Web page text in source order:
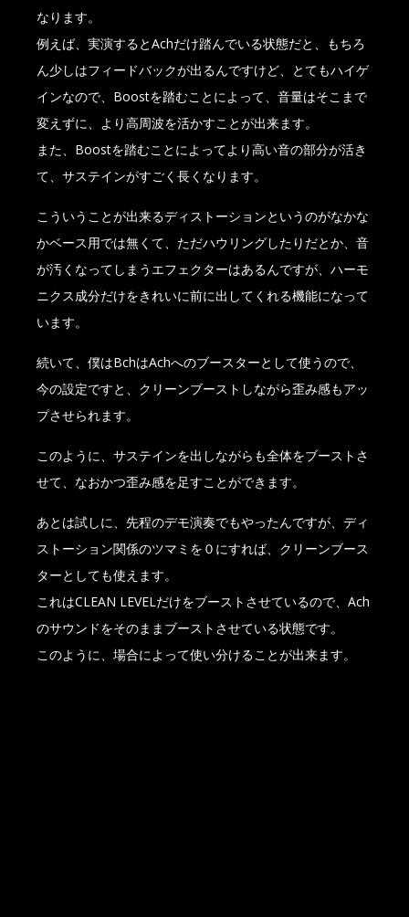
なります。
例えば、実演するとAchだけ踏んでいる状態だと、もちろ
ん少しはフィードバックが出るんですけど、とてもハイゲ
インなので、Boostを踏むことによって、音量はそこまで
変えずに、より高周波を活かすことが出来ます。
また、Boostを踏むことによってより高い音の部分が活き
て、サステインがすごく長くなります。
こういうことが出来るディストーションというのがなかな
かベース用では無くて、ただハウリングしたりだとか、音
が汚くなってしまうエフェクターはあるんですが、ハーモ
ニクス成分だけをきれいに前に出してくれる機能になって
います。
続いて、僕はBchはAchへのブースターとして使うので、
今の設定ですと、クリーンブーストしながら歪み感もアッ
プさせられます。
このように、サステインを出しながらも全体をブーストさ
せて、なおかつ歪み感を足すことができます。
あとは試しに、先程のデモ演奏でもやったんですが、ディ
ストーション関係のツマミを０にすれば、クリーンブース
ターとしても使えます。
これはCLEAN LEVELだけをブーストさせているので、Ach
のサウンドをそのままブーストさせている状態です。
このように、場合によって使い分けることが出来ます。